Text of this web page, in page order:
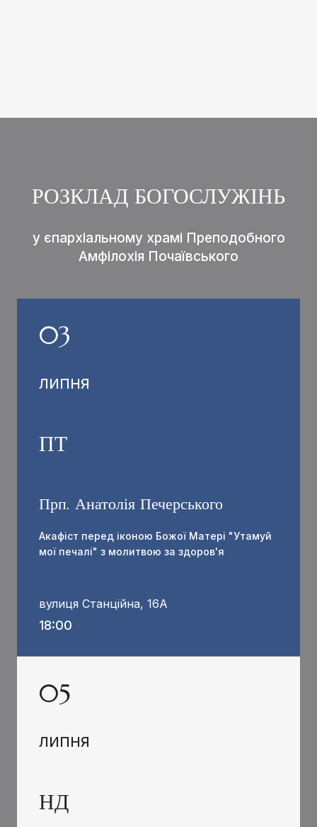
РОЗКЛАД БОГОСЛУЖІНЬ
у єпархіальному храмі Преподобного
Амфілохія Почаївського
03
ЛИПНЯ
ПТ
Прп. Анатолія Печерського
Акафіст перед іконою Божої Матері "Утамуй
мої печалі" з молитвою за здоров'я
вулиця Станційна, 16А
18:00
05
ЛИПНЯ
НД